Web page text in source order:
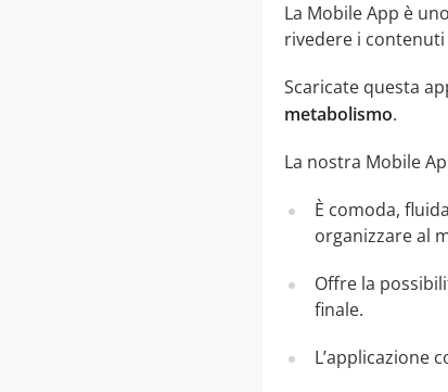
La Mobile App è
rivedere i
Scaricate questa
metabolismo.
La nostra Mobile
È comoda,
organizzare al
Offre la
finale.
L’applicazione